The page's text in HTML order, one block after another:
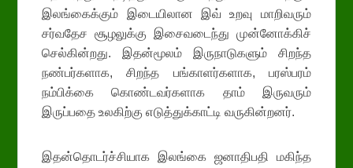
இலங்கைக்கும் இடையிலான இவ் உறவு மாறிவரும்
சர்வதேச சூழலுக்கு இசைவடைந்து முன்னோக்கிச்
செல்கின்றது. இதன்மூலம் இருநாடுகளும் சிறந்த
நண்பர்களாக, சிறந்த பங்காளர்களாக, பரஸ்பரம்
நம்பிக்கை கொண்டவர்களாக தாம் இருவரும்
இருப்பதை உலகிற்கு எடுத்துக்காட்டி வருகின்றனர்.
இதன்தொடர்ச்சியாக இலங்கை ஜனாதிபதி மகிந்த